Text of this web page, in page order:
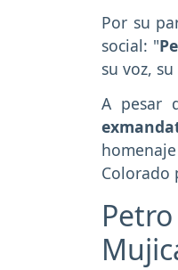
Por su
social: "
su voz,
A pesar
Colorado